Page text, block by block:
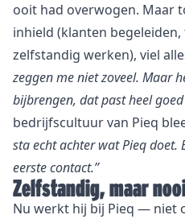
ooit had overwogen. Maar
inhield (klanten
zelfstandig werken), viel
zeggen me niet zoveel. Maar
bijbrengen, dat past heel
bedrijfscultuur van Pieq
sta echt achter wat Pieq doet.
eerste contact.”
Zelfstandig, maar
Nu werkt hij bij Pieq — niet